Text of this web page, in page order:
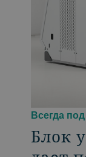
Всегда
Блок